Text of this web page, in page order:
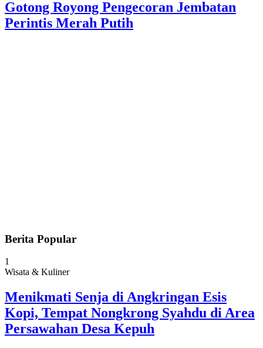
Gotong Royong Pengecoran Jembatan
Perintis Merah Putih
Berita Popular
1
Wisata & Kuliner
Menikmati Senja di Angkringan Esis
Kopi, Tempat Nongkrong Syahdu di Area
Persawahan Desa Kepuh